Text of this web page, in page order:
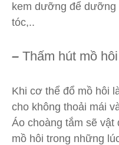
kem dưỡng để dưỡng
tóc,..
– Thấm hút mồ
Khi cơ thể đổ mồ hôi
cho không thoải mái
Áo choàng tắm sẽ vật
mồ hôi trong những